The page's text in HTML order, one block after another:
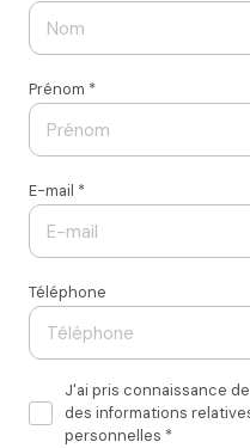
Prénom *
E-mail *
Téléphone
J'ai pris connaissance
des informations
personnelles *